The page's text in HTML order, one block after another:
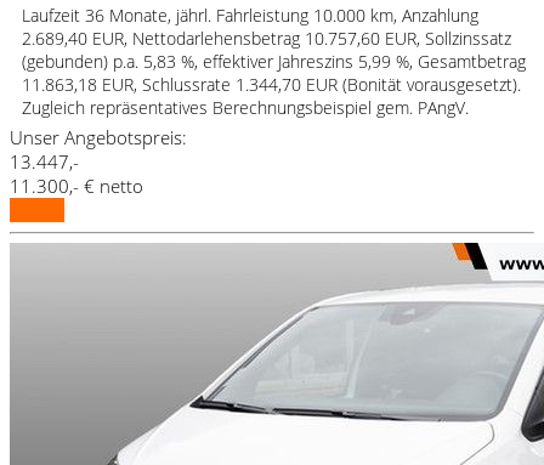
Laufzeit 36 Monate, jährl. Fahrleistung 10.000 km, Anzahlung
2.689,40 EUR, Nettodarlehensbetrag 10.757,60 EUR, Sollzinssatz
(gebunden) p.a. 5,83 %, effektiver Jahreszins 5,99 %, Gesamtbetrag
11.863,18 EUR, Schlussrate 1.344,70 EUR (Bonität vorausgesetzt).
Zugleich repräsentatives Berechnungsbeispiel gem. PAngV.
Unser Angebotspreis:
13.447,-
11.300,- € netto